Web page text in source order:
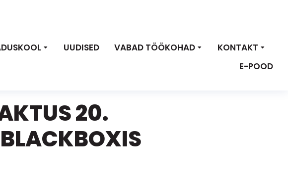
UUDISED VABAD TÖÖKOHAD
KONTAKT
E-POOD
20.